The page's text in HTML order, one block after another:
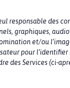
responsable des
graphiques,
et/ou
pour l’identifier
des Services (ci-